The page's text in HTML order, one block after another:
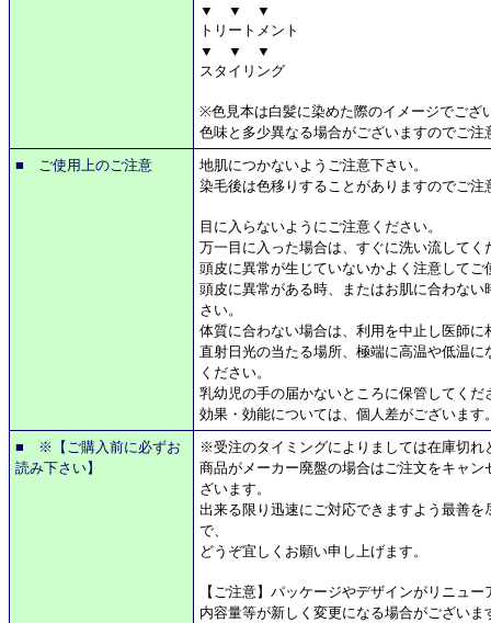
▼ ▼ ▼
トリートメント
▼ ▼ ▼
スタイリング
※色見本は白髪に染めた際のイメージでござ
色味と多少異なる場合がございますのでご注
■ ご使用上のご注意
地肌につかないようご注意下さい。
染毛後は色移りすることがありますのでご注
目に入らないようにご注意ください。
万一目に入った場合は、すぐに洗い流してく
頭皮に異常が生じていないかよく注意してご
頭皮に異常がある時、またはお肌に合わない
さい。
体質に合わない場合は、利用を中止し医師に
直射日光の当たる場所、極端に高温や低温に
ください。
乳幼児の手の届かないところに保管してくだ
効果・効能については、個人差がございます
■ ※【ご購入前に必ずお
読み下さい】
※受注のタイミングによりましては在庫切れ
商品がメーカー廃盤の場合はご注文をキャン
ざいます。
出来る限り迅速にご対応できますよう最善を
で、
どうぞ宜しくお願い申し上げます。
【ご注意】パッケージやデザインがリニュ
内容量等が新しく変更になる場合がござい